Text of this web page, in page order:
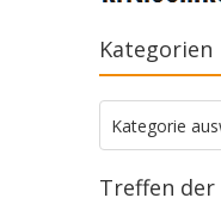
Kategorien
Kategorien
Kategorie
Treffen der